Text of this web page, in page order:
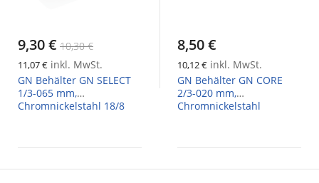
9,30 € 10,30 €
11,07 € inkl. MwSt.
GN Behälter GN SELECT
1/3-065 mm,
Chromnickelstahl 18/8
8,50 €
10,12 € inkl. MwSt.
GN Behälter GN CORE
2/3-020 mm,
Chromnickelstahl